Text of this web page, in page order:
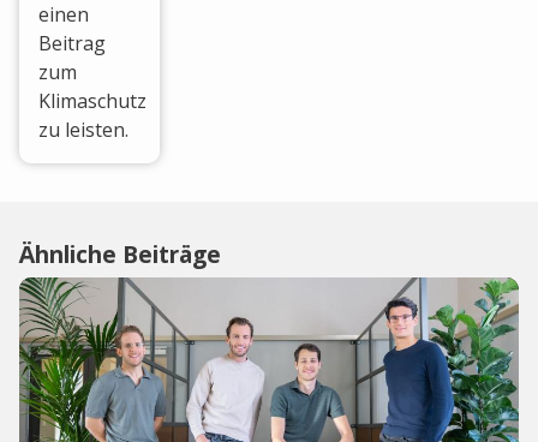
einen
Beitrag
zum
Klimaschutz
zu leisten.
Ähnliche Beiträge